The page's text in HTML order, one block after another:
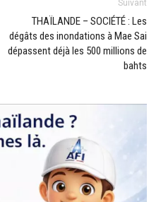
Suivant
THAÏLANDE – SOCIÉTÉ : Les
dégâts des inondations à Mae Sai
dépassent déjà les 500 millions de
bahts